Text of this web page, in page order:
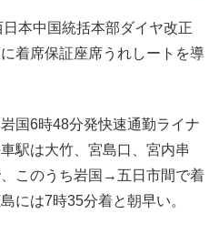
本中国統括本部ダイヤ改正
着席保証座席うれしートを導
国6時48分発快速通勤ライナ
駅は大竹、宮島口、宮内串
このうち岩国→五日市間で着
には7時35分着と朝早い。